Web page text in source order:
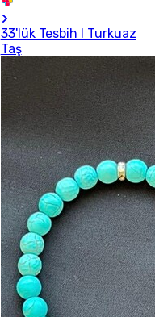
33'lük Tesbih I Turkuaz
Taş